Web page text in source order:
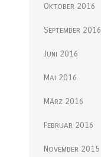
Oktober 2016
September 2016
Juni 2016
Mai 2016
März 2016
Februar 2016
November 2015